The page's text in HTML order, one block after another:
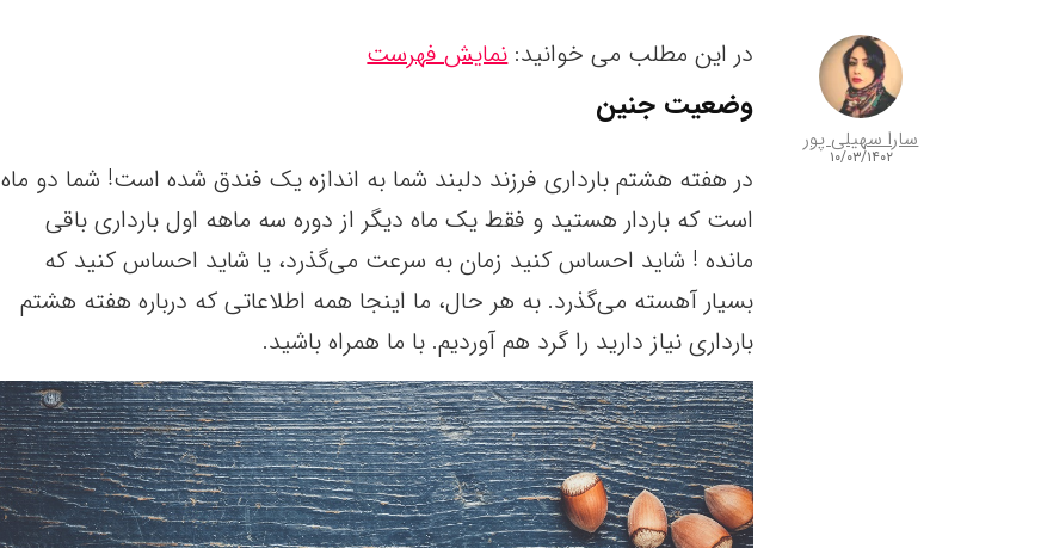
سارا سهیلی پور
۱۰/۰۳/۱۴۰۲
در این مطلب می خوانید: نمایش فهرست
وضعیت جنین
در هفته هشتم بارداری فرزند دلبند شما به اندازه یک فندق شده است! شما دو ماه
است که باردار هستید و فقط یک ماه دیگر از دوره سه ماهه اول بارداری باقی
مانده ! شاید احساس کنید زمان به سرعت می‌گذرد، یا شاید احساس کنید که
بسیار آهسته می‌گذرد. به هر حال، ما اینجا همه اطلاعاتی که درباره هفته هشتم
بارداری نیاز دارید را گرد هم آوردیم. با ما همراه باشید.